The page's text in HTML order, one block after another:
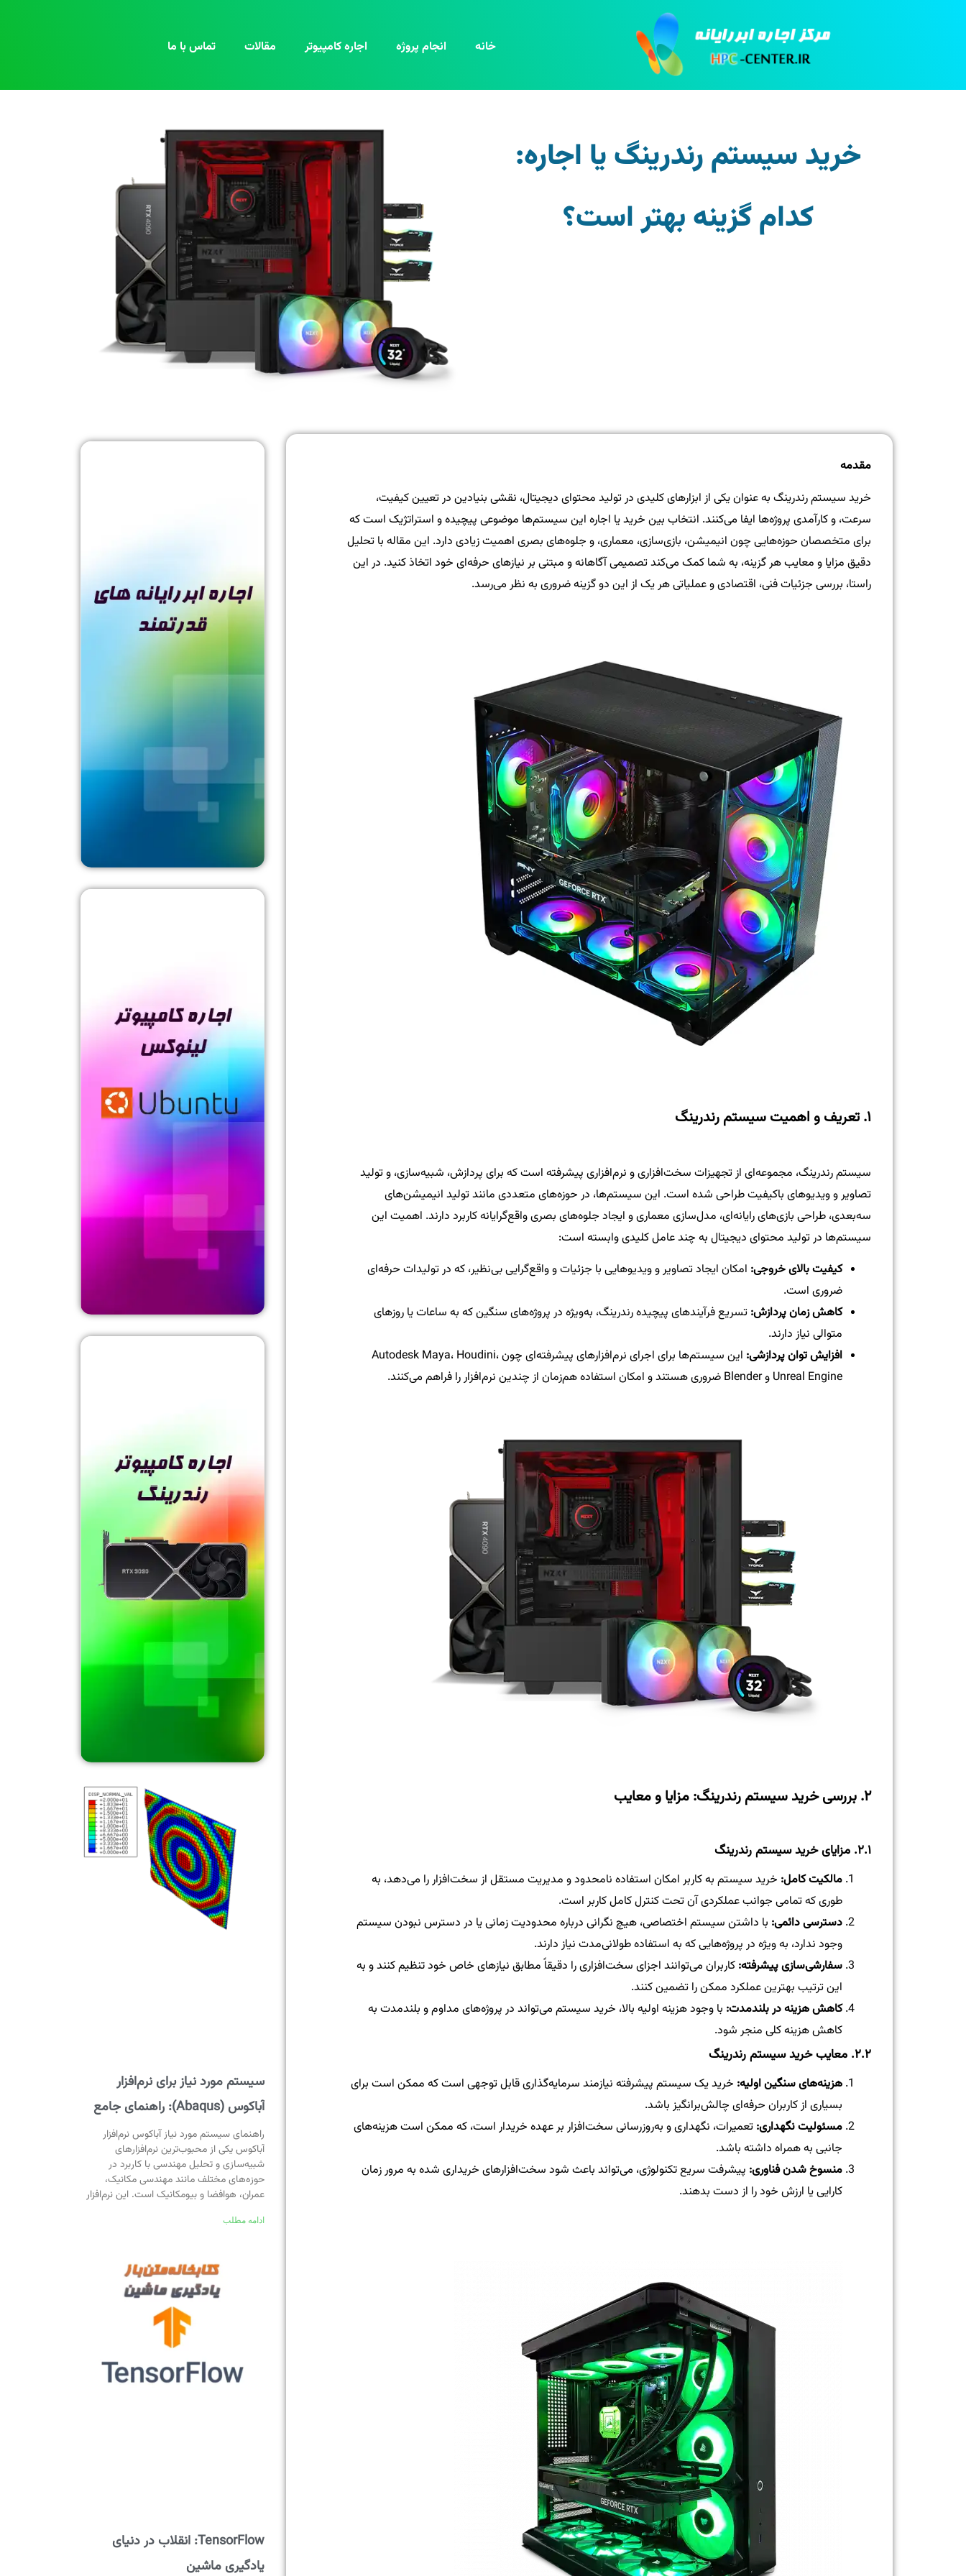
خانه انجام پروژه اجاره کامپیوتر مقالات تماس با ما
خرید سیستم رندرینگ یا اجاره:
کدام گزینه بهتر است؟
مقدمه
خرید سیستم‌ رندرینگ به عنوان یکی از ابزارهای کلیدی در تولید محتوای دیجیتال، نقشی بنیادین در تعیین کیفیت،
سرعت، و کارآمدی پروژه‌ها ایفا می‌کنند. انتخاب بین خرید یا اجاره این سیستم‌ها موضوعی پیچیده و استراتژیک است که
برای متخصصان حوزه‌هایی چون انیمیشن، بازی‌سازی، معماری، و جلوه‌های بصری اهمیت زیادی دارد. این مقاله با تحلیل
دقیق مزایا و معایب هر گزینه، به شما کمک می‌کند تصمیمی آگاهانه و مبتنی بر نیازهای حرفه‌ای خود اتخاذ کنید. در این
راستا، بررسی جزئیات فنی، اقتصادی و عملیاتی هر یک از این دو گزینه ضروری به نظر می‌رسد.
۱. تعریف و اهمیت سیستم رندرینگ
سیستم رندرینگ، مجموعه‌ای از تجهیزات سخت‌افزاری و نرم‌افزاری پیشرفته است که برای پردازش، شبیه‌سازی، و تولید
تصاویر و ویدیوهای باکیفیت طراحی شده است. این سیستم‌ها، در حوزه‌های متعددی مانند تولید انیمیشن‌های
سه‌بعدی، طراحی بازی‌های رایانه‌ای، مدل‌سازی معماری و ایجاد جلوه‌های بصری واقع‌گرایانه کاربرد دارند. اهمیت این
سیستم‌ها در تولید محتوای دیجیتال به چند عامل کلیدی وابسته است:
کیفیت بالای خروجی: امکان ایجاد تصاویر و ویدیوهایی با جزئیات و واقع‌گرایی بی‌نظیر، که در تولیدات حرفه‌ای
ضروری است.
کاهش زمان پردازش: تسریع فرآیندهای پیچیده رندرینگ، به‌ویژه در پروژه‌های سنگین که به ساعات یا روزهای
متوالی نیاز دارند.
افزایش توان پردازشی:
این سیستم‌ها برای اجرای نرم‌افزارهای پیشرفته‌ای چون Autodesk Maya، Houdini،
Unreal Engine و Blender ضروری هستند و امکان استفاده هم‌زمان از چندین نرم‌افزار را فراهم می‌کنند.
۲. بررسی خرید سیستم رندرینگ: مزایا و معایب
۲.۱. مزایای خرید سیستم رندرینگ
مالکیت کامل: خرید سیستم به کاربر امکان استفاده نامحدود و مدیریت مستقل از سخت‌افزار را می‌دهد، به
طوری که تمامی جوانب عملکردی آن تحت کنترل کامل کاربر است.
دسترسی دائمی: با داشتن سیستم اختصاصی، هیچ نگرانی درباره محدودیت زمانی یا در دسترس نبودن سیستم
وجود ندارد، به ویژه در پروژه‌هایی که به استفاده طولانی‌مدت نیاز دارند.
سفارشی‌سازی پیشرفته: کاربران می‌توانند اجزای سخت‌افزاری را دقیقاً مطابق نیازهای خاص خود تنظیم کنند و به
این ترتیب بهترین عملکرد ممکن را تضمین کنند.
کاهش هزینه در بلندمدت: با وجود هزینه اولیه بالا، خرید سیستم می‌تواند در پروژه‌های مداوم و بلندمدت به
کاهش هزینه کلی منجر شود.
۲.۲. معایب خرید سیستم رندرینگ
هزینه‌های سنگین اولیه: خرید یک سیستم پیشرفته نیازمند سرمایه‌گذاری قابل توجهی است که ممکن است برای
بسیاری از کاربران حرفه‌ای چالش‌برانگیز باشد.
مسئولیت نگهداری: تعمیرات، نگهداری و به‌روزرسانی سخت‌افزار بر عهده خریدار است، که ممکن است هزینه‌های
جانبی به همراه داشته باشد.
منسوخ شدن فناوری: پیشرفت سریع تکنولوژی، می‌تواند باعث شود سخت‌افزارهای خریداری شده به مرور زمان
کارایی یا ارزش خود را از دست بدهند.
سیستم مورد نیاز برای نرم‌افزار
آباکوس (Abaqus): راهنمای جامع
راهنمای سیستم مورد نیاز آباکوس نرم‌افزار
آباکوس یکی از محبوب‌ترین نرم‌افزارهای
شبیه‌سازی و تحلیل مهندسی با کاربرد در
حوزه‌های مختلف مانند مهندسی مکانیک،
عمران، هوافضا و بیومکانیک است. این نرم‌افزار
ادامه مطلب
TensorFlow: انقلاب در دنیای
یادگیری ماشین